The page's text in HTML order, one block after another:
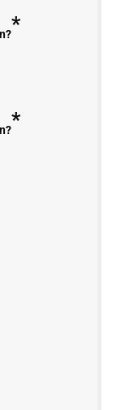
*
*